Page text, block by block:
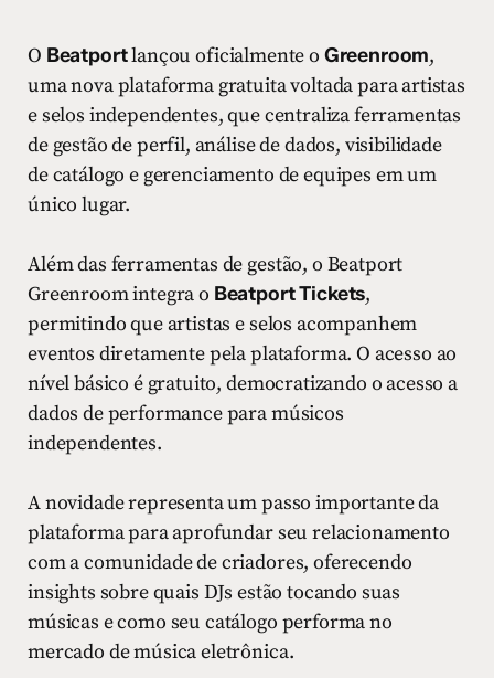
O Beatportlançou oficialmente o Greenroom,
uma nova plataforma gratuita voltada para artistas
e selos independentes, que centraliza ferramentas
de gestão de perfil, análise de dados, visibilidade
de catálogo e gerenciamento de equipes em um
único lugar.
Além das ferramentas de gestão, o Beatport
Greenroom integra o Beatport Tickets,
permitindo que artistas e selos acompanhem
eventos diretamente pela plataforma. O acesso ao
nível básico é gratuito, democratizando o acesso a
dados de performance para músicos
independentes.
A novidade representa um passo importante da
plataforma para aprofundar seu relacionamento
com a comunidade de criadores, oferecendo
insights sobre quais DJs estão tocando suas
músicas e como seu catálogo performa no
mercado de música eletrônica.